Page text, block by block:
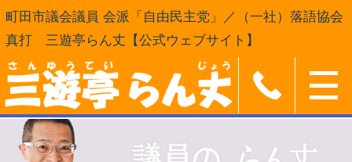
町田市議会議員 会派「自由民主党」／（一社）落語協会
真打 三遊亭らん丈【公式ウェブサイト】